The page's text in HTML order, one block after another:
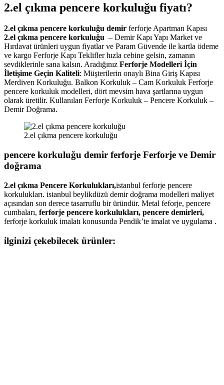
2.el çıkma pencere korkuluğu fiyatı?
2.el çıkma pencere korkuluğu demir ferforje Apartman Kapısı
2.el çıkma pencere korkuluğu – Demir Kapı Yapı Market ve
Hırdavat ürünleri uygun fiyatlar ve Param Güvende ile kartla ödeme
ve kargo Ferforje Kapı Teklifler hızla cebine gelsin, zamanın
sevdiklerinle sana kalsın. Aradığınız Ferforje Modelleri İçin
İletişime Geçin Kaliteli: Müşterilerin onaylı Bina Giriş Kapısı
Merdiven Korkuluğu. Balkon Korkuluk – Cam Korkuluk Ferforje
pencere korkuluk modelleri, dört mevsim hava şartlarına uygun
olarak üretilir. Kullanılan Ferforje Korkuluk – Pencere Korkuluk –
Demir Doğrama.
2.el çıkma pencere korkuluğu
pencere korkuluğu demir ferforje Ferforje ve Demir
doğrama
2.el çıkma Pencere Korkulukları,istanbul ferforje pencere
korkulukları. istanbul beylikdüzü demir doğrama modelleri maliyet
açısından son derece tasarruflu bir üründür. Metal feforje, pencere
cumbaları, ferforje pencere korkulukları, pencere demirleri,
ferforje korkuluk imalatı konusunda Pendik’te imalat ve uygulama .
ilginizi çekebilecek ürünler: